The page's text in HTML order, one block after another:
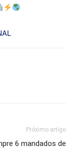
Próximo artigo
6 mandados de